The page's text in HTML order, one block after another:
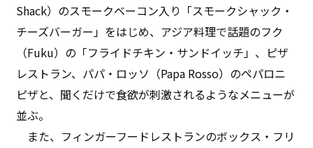
Shack）のスモークベーコン入り「スモークシャック・
チーズバーガー」をはじめ、アジア料理で話題のフク
（Fuku）の「フライドチキン・サンドイッチ」、ピザ
レストラン、パパ・ロッソ（Papa Rosso）のペパロニ
ピザと、聞くだけで食欲が刺激されるようなメニューが
並ぶ。
また、フィンガーフードレストランのボックス・フリ